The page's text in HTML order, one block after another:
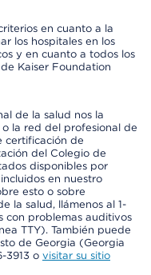
en cuanto a la
los hospitales en los
y en cuanto a todos los
Kaiser Foundation
de la salud nos la
la red del profesional de
certificación de
del Colegio de
disponibles por
en nuestro
esto o sobre
la salud, llámenos al 1-
con problemas auditivos
TTY). También puede
de Georgia (Georgia
3913 o visitar su sitio